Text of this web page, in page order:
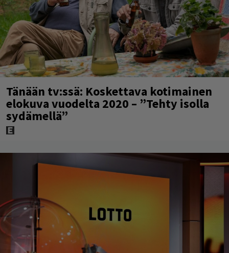
Tänään tv:ssä: Koskettava kotimainen
elokuva vuodelta 2020 – ”Tehty isolla
sydämellä”